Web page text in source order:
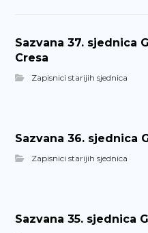
Sazvana 37. sjednica
Cresa
Zapisnici starijih sjednica
Sazvana 36. sjednica
Zapisnici starijih sjednica
Sazvana 35. sjednica